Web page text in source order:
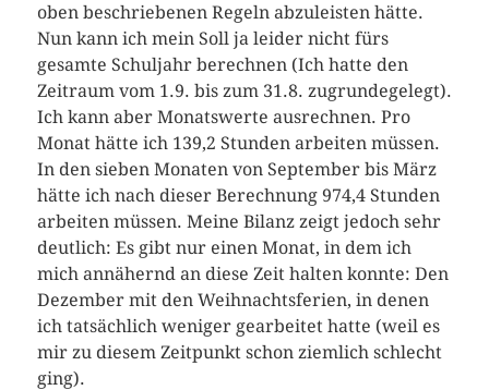
oben beschriebenen Regeln abzuleisten hätte.
Nun kann ich mein Soll ja leider nicht fürs
gesamte Schuljahr berechnen (Ich hatte den
Zeitraum vom 1.9. bis zum 31.8. zugrundegelegt).
Ich kann aber Monatswerte ausrechnen. Pro
Monat hätte ich 139,2 Stunden arbeiten müssen.
In den sieben Monaten von September bis März
hätte ich nach dieser Berechnung 974,4 Stunden
arbeiten müssen. Meine Bilanz zeigt jedoch sehr
deutlich: Es gibt nur einen Monat, in dem ich
mich annähernd an diese Zeit halten konnte: Den
Dezember mit den Weihnachtsferien, in denen
ich tatsächlich weniger gearbeitet hatte (weil es
mir zu diesem Zeitpunkt schon ziemlich schlecht
ging).